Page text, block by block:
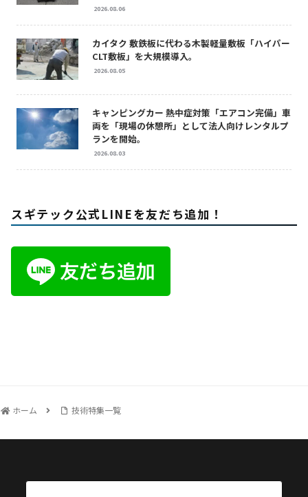
2026.08.06
カイタク 敷鉄板に代わる木製軽量敷板「ハイパー
CLT敷板」を大規模導入。
2026.08.05
キャンピングカー 熱中症対策「エアコン完備」車
両を「現場の休憩所」として法人向けレンタルプ
ランを開始。
2026.08.03
スギテック公式LINEを友だち追加！
ホーム 技術特集一覧